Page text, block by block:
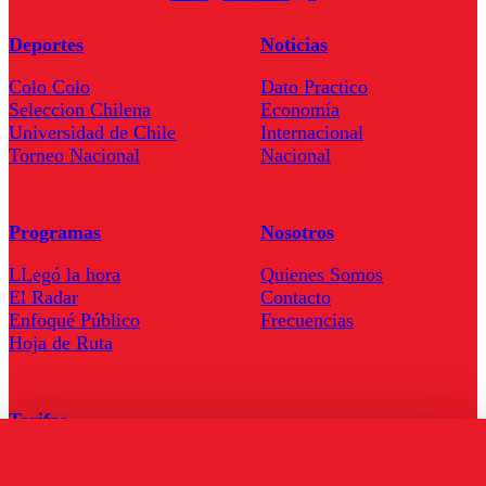
Deportes
Colo Colo
Seleccion Chilena
Universidad de Chile
Torneo Nacional
Noticias
Dato Practico
Economía
Internacional
Nacional
Programas
LLegó la hora
El Radar
Enfoqué Público
Hoja de Ruta
Nosotros
Quienes Somos
Contacto
Frecuencias
Tarifas